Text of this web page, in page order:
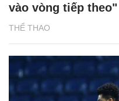
THỂ THAO
vào vòng tiếp theo"